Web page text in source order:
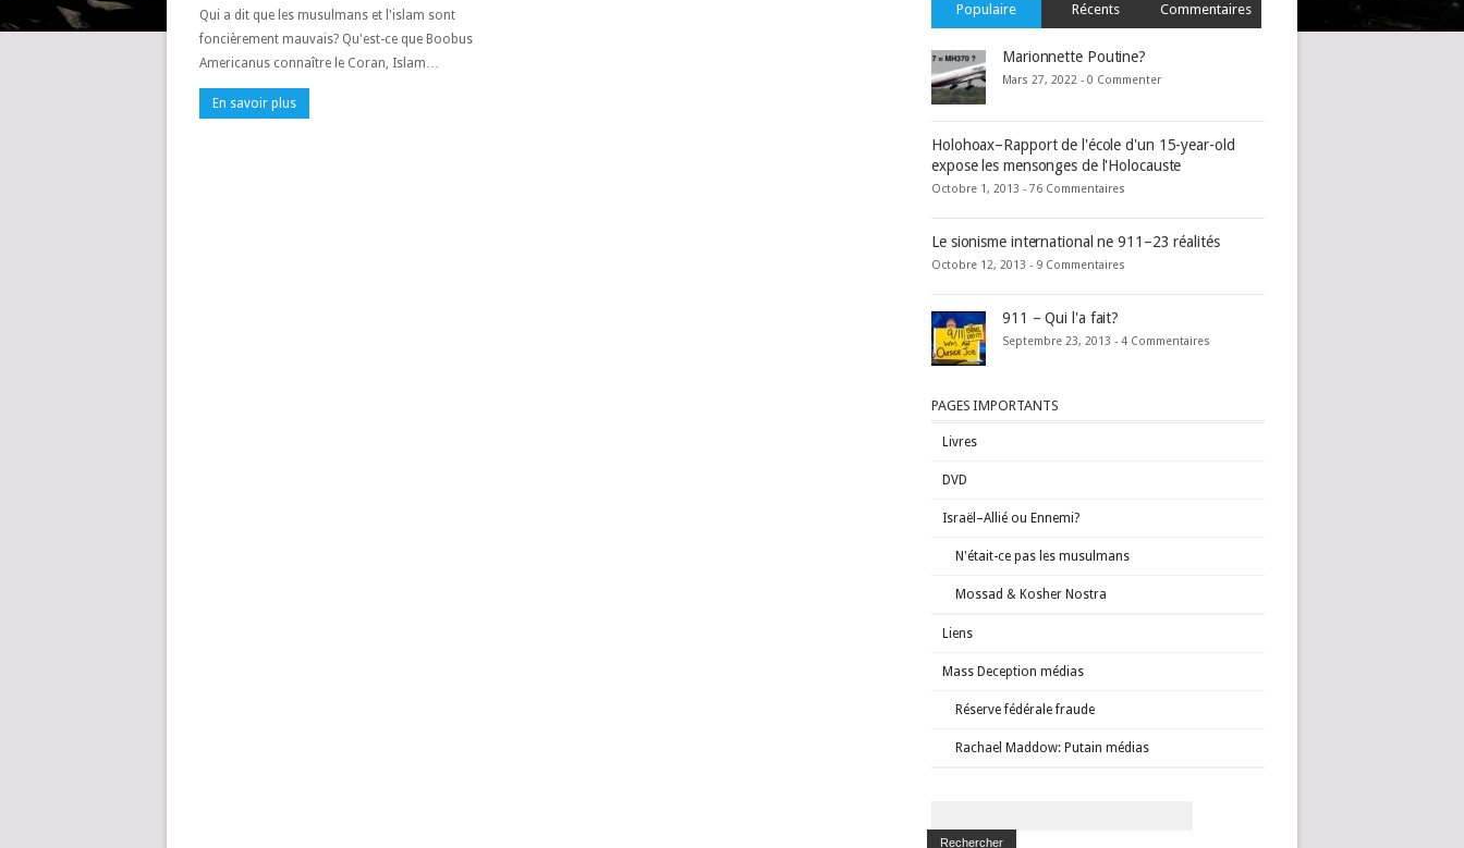
Qui a dit que les musulmans et l'islam sont
foncièrement mauvais? Qu'est-ce que Boobus
Americanus connaître le Coran, Islam…
En savoir plus
Populaire Récents Commentaires
Marionnette Poutine?
Mars 27, 2022 - 0 Commenter
Holohoax–Rapport de l'école d'un 15-year-old
expose les mensonges de l'Holocauste
Octobre 1, 2013 - 76 Commentaires
Le sionisme international ne 911–23 réalités
Octobre 12, 2013 - 9 Commentaires
911 – Qui l'a fait?
Septembre 23, 2013 - 4 Commentaires
PAGES IMPORTANTS
Livres
DVD
Israël–Allié ou Ennemi?
N'était-ce pas les musulmans
Mossad & Kosher Nostra
Liens
Mass Deception médias
Réserve fédérale fraude
Rachael Maddow: Putain médias